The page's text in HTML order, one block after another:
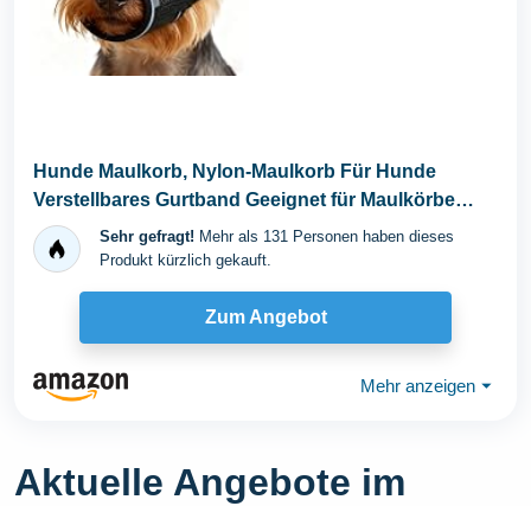
Hunde Maulkorb, Nylon-Maulkorb Für Hunde
Verstellbares Gurtband Geeignet für Maulkörbe
von...
Sehr gefragt! Mehr als 131 Personen haben dieses
Produkt kürzlich gekauft.
Zum Angebot
Mehr anzeigen ⏷
Aktuelle Angebote im